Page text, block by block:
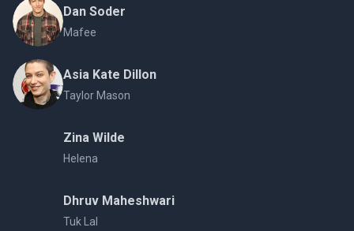
Dan Soder
Mafee
Asia Kate Dillon
Taylor Mason
Zina Wilde
Helena
Dhruv Maheshwari
Tuk Lal